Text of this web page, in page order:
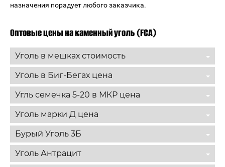
назначения порадует любого заказчика.
Оптовые цены на каменный уголь (FCA)
Уголь в мешках стоимость
Уголь в Биг-Бегах цена
Угль семечка 5-20 в МКР цена
Уголь марки Д цена
Бурый Уголь 3Б
Уголь Антрацит